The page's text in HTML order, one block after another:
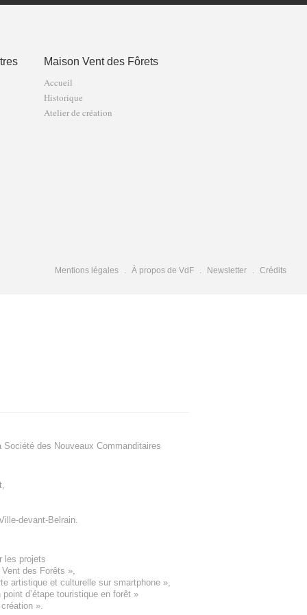
Maison Vent des Fôrets
Accueil
Historique
Atelier de création
Mentions légales À propos de VdF Newsletter Crédits
Société des Nouveaux Commanditaires
,
devant-Belrain.
les projets
des Forêts »,
artistique et culturelle sur smartphone »,
point d’étape touristique en forêt »
création ».